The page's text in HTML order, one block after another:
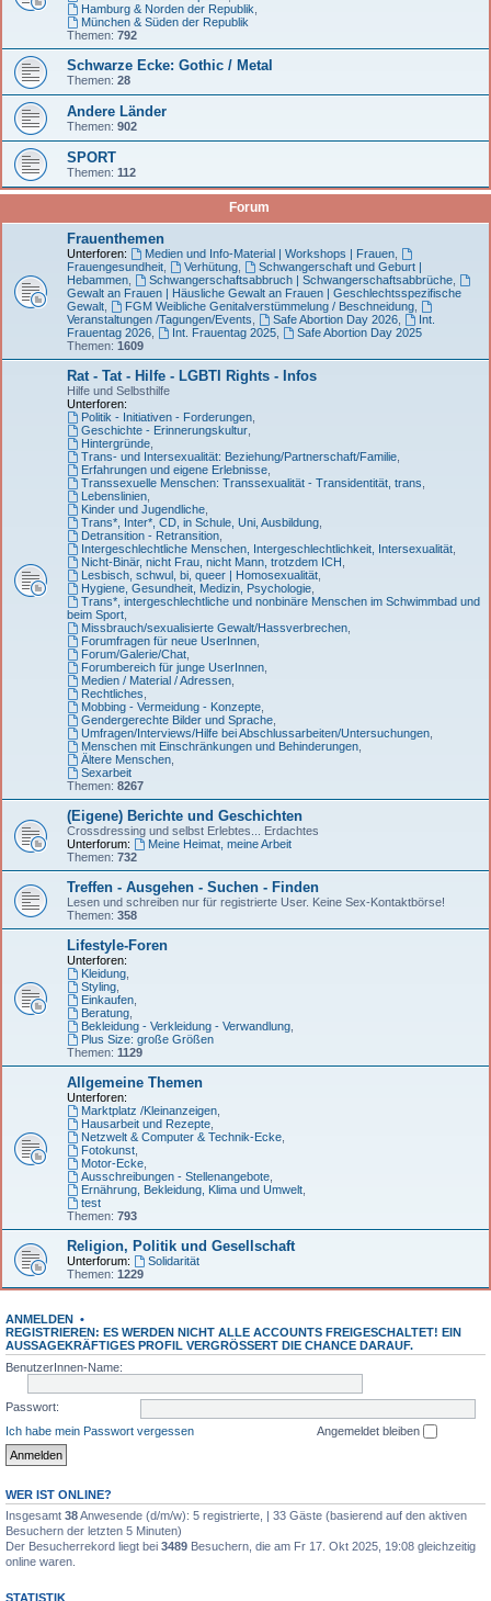
Hamburg & Norden der Republik
München & Süden der Republik
Themen: 792
Schwarze Ecke: Gothic / Metal
Themen: 28
Andere Länder
Themen: 902
SPORT
Themen: 112
Forum
Frauenthemen
Unterforen: Medien und Info-Material | Workshops | Frauen,
Frauengesundheit
Verhütung,
Schwangerschaft und Geburt |
Hebammen
Schwangerschaftsabbruch | Schwangerschaftsabbrüche,
Gewalt an Frauen | Häusliche Gewalt an Frauen | Geschlechtsspezifische
Gewalt
FGM Weibliche Genitalverstümmelung / Beschneidung,
Veranstaltungen /Tagungen/Events
Safe Abortion Day 2026,
Int.
Frauentag 2026
Int. Frauentag 2025,
Safe Abortion Day 2025
Themen: 1609
Rat - Tat - Hilfe - LGBTI Rights - Infos
Hilfe und Selbsthilfe
Unterforen:
Politik - Initiativen - Forderungen,
Geschichte - Erinnerungskultur,
Hintergründe,
Trans- und Intersexualität: Beziehung/Partnerschaft/Familie,
Erfahrungen und eigene Erlebnisse,
Transsexuelle Menschen: Transsexualität - Transidentität, trans
Lebenslinien,
Kinder und Jugendliche,
Trans*, Inter*, CD, in Schule, Uni, Ausbildung,
Detransition - Retransition,
Intergeschlechtliche Menschen, Intergeschlechtlichkeit, Intersexualität,
Nicht-Binär, nicht Frau, nicht Mann, trotzdem ICH
Lesbisch, schwul, bi, queer | Homosexualität,
Hygiene, Gesundheit, Medizin, Psychologie,
Trans*, intergeschlechtliche und nonbinäre Menschen im Schwimmbad und
beim Sport
Missbrauch/sexualisierte Gewalt/Hassverbrechen,
Forumfragen für neue UserInnen,
Forum/Galerie/Chat,
Forumbereich für junge UserInnen,
Medien / Material / Adressen,
Rechtliches
Mobbing - Vermeidung - Konzepte,
Gendergerechte Bilder und Sprache,
Umfragen/Interviews/Hilfe bei Abschlussarbeiten/Untersuchungen,
Menschen mit Einschränkungen und Behinderungen,
Ältere Menschen,
Sexarbeit
Themen: 8267
(Eigene) Berichte und Geschichten
Crossdressing und selbst Erlebtes... Erdachtes
Unterforum:
Meine Heimat, meine Arbeit
Themen: 732
Treffen - Ausgehen - Suchen - Finden
Lesen und schreiben nur für registrierte User. Keine Sex-Kontaktbörse!
Themen: 358
Lifestyle-Foren
Unterforen:
Kleidung,
Styling,
Einkaufen,
Beratung,
Bekleidung - Verkleidung - Verwandlung,
Plus Size: große Größen
Themen: 1129
Allgemeine Themen
Unterforen:
Marktplatz /Kleinanzeigen,
Hausarbeit und Rezepte,
Netzwelt & Computer & Technik-Ecke,
Fotokunst,
Motor-Ecke,
Ausschreibungen - Stellenangebote,
Ernährung, Bekleidung, Klima und Umwelt,
test
Themen: 793
Religion, Politik und Gesellschaft
Unterforum:
Solidarität
Themen: 1229
ANMELDEN •
REGISTRIEREN: ES WERDEN NICHT ALLE ACCOUNTS FREIGESCHALTET! EIN
AUSSAGEKRÄFTIGES PROFIL VERGRÖSSERT DIE CHANCE DARAUF.
BenutzerInnen-Name:
Passwort:
Ich habe mein Passwort vergessen
Angemeldet bleiben
WER IST ONLINE?
Insgesamt 38Anwesende (d/m/w): 5 registrierte, | 33 Gäste (basierend auf den aktiven
Besuchern der letzten 5 Minuten)
Der Besucherrekord liegt bei 3489 Besuchern, die am Fr 17. Okt 2025, 19:08 gleichzeitig
online waren.
STATISTIK